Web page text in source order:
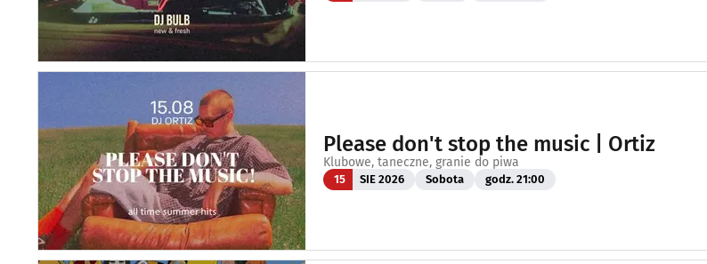
Please don't stop the music | Ortiz
Klubowe, taneczne, granie do piwa
15 SIE 2026 Sobota godz. 21:00